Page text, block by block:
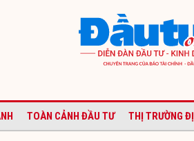
TOÀN CẢNH ĐẦU TƯ THỊ TRƯỜNG